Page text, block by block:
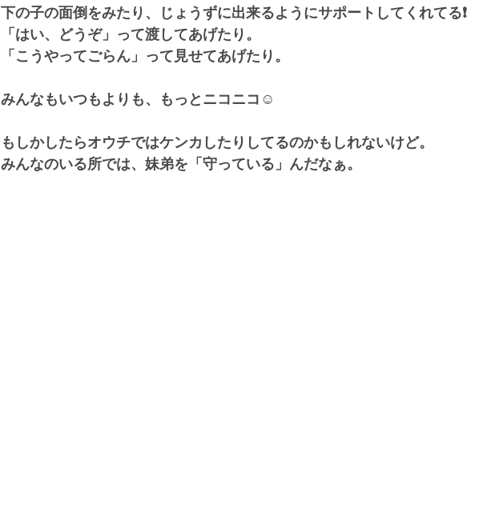
下の子の面倒をみたり、じょうずに出来るようにサポートしてくれてる❗
「はい、どうぞ」って渡してあげたり。
「こうやってごらん」って見せてあげたり。
みんなもいつもよりも、もっとニコニコ☺️
もしかしたらオウチではケンカしたりしてるのかもしれないけど。
みんなのいる所では、妹弟を「守っている」んだなぁ。